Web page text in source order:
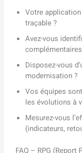
Votre
traçable ?
Avez-vous
Disposez-vous
modernisation ?
Vos équipes
les évolutions à
Mesurez-vous
(indicateurs,
FAQ – RPG